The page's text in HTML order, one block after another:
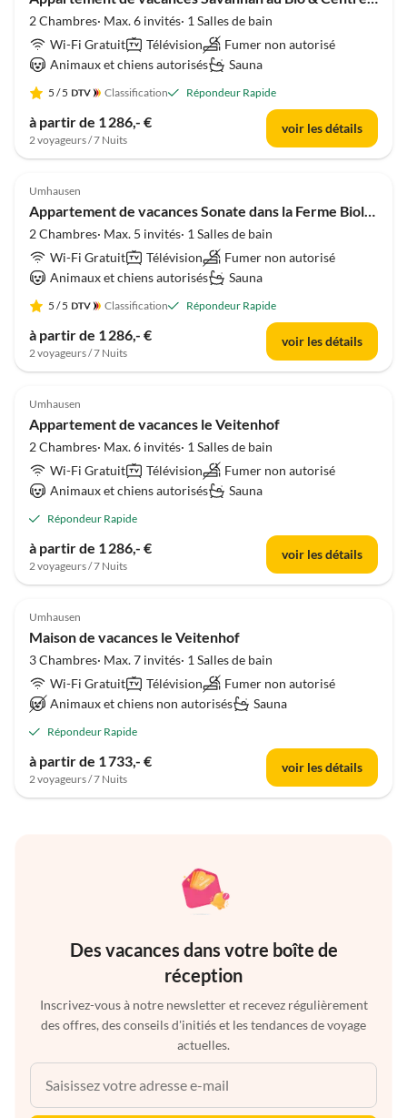
2 Chambres· Max. 6 invités· 1 Salles de bain
Wi-Fi Gratuit
Télévision
Fumer non autorisé
Animaux et chiens autorisés
Sauna
5 / 5 Classification Répondeur Rapide
à partir de 1 286,- €
2 voyageurs / 7 Nuits
voir les détails
Umhausen
Appartement de vacances Sonate dans la Ferme Biologique & Équestre de Veitenhof
2 Chambres· Max. 5 invités· 1 Salles de bain
Wi-Fi Gratuit
Télévision
Fumer non autorisé
Animaux et chiens autorisés
Sauna
5 / 5 Classification Répondeur Rapide
à partir de 1 286,- €
2 voyageurs / 7 Nuits
voir les détails
Umhausen
Appartement de vacances le Veitenhof
2 Chambres· Max. 6 invités· 1 Salles de bain
Wi-Fi Gratuit
Télévision
Fumer non autorisé
Animaux et chiens autorisés
Sauna
Répondeur Rapide
à partir de 1 286,- €
2 voyageurs / 7 Nuits
voir les détails
Umhausen
Maison de vacances le Veitenhof
3 Chambres· Max. 7 invités· 1 Salles de bain
Wi-Fi Gratuit
Télévision
Fumer non autorisé
Animaux et chiens non autorisés
Sauna
Répondeur Rapide
à partir de 1 733,- €
2 voyageurs / 7 Nuits
voir les détails
Des vacances dans votre boîte de
réception
Inscrivez-vous à notre newsletter et recevez régulièrement
des offres, des conseils d'initiés et les tendances de voyage
actuelles.